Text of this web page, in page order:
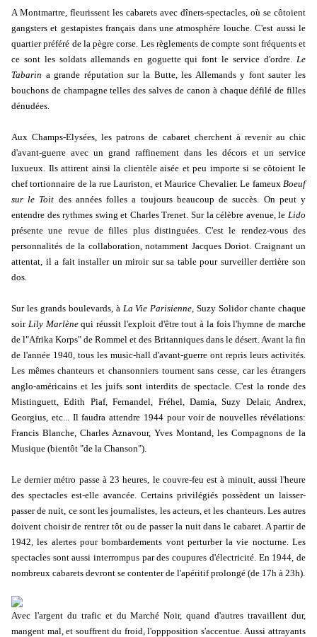
A Montmartre, fleurissent les cabarets avec dîners-spectacles, où se côtoient
gangsters et gestapistes français dans une atmosphère louche. C'est aussi le
quartier préféré de la pègre corse. Les règlements de compte sont fréquents et
ce sont les soldats allemands en goguette qui font le service d'ordre. Le
Tabarin a grande réputation sur la Butte, les Allemands y font sauter les
bouchons de champagne telles des salves de canon à chaque défilé de filles
dénudées.
Aux Champs-Elysées, les patrons de cabaret cherchent à revenir au chic
d'avant-guerre avec un grand raffinement dans les décors et un service
luxueux. Ils attirent ainsi la clientèle aisée et peu importe si se côtoient le
chef tortionnaire de la rue Lauriston, et Maurice Chevalier. Le fameux Boeuf
sur le Toit des années folles a toujours beaucoup de succès. On peut y
entendre des rythmes swing et Charles Trenet. Sur la célèbre avenue, le Lido
présente une revue de filles plus distinguées. C'est le rendez-vous des
personnalités de la collaboration, notamment Jacques Doriot. Craignant un
attentat, il a fait installer un miroir sur sa table pour surveiller derrière son
dos.
Sur les grands boulevards, à La Vie Parisienne, Suzy Solidor chante chaque
soir Lily Marlènequi réussit l'exploit d'être tout à la fois l'hymne de marche
de l"Afrika Korps" de Rommel et des Britanniques dans le désert. Avant la fin
de l'année 1940, tous les music-hall d'avant-guerre ont repris leurs activités.
Les mêmes chanteurs et chansonniers tournent sans cesse, car les étrangers
anglo-américains et les juifs sont interdits de spectacle. C'est la ronde des
Mistinguett, Edith Piaf, Fernandel, Fréhel, Damia, Suzy Delair, Andrex,
Georgius, etc... Il faudra attendre 1944 pour voir de nouvelles révélations:
Francis Blanche, Charles Aznavour, Yves Montand, les Compagnons de la
Musique (bientôt "de la Chanson").
Le dernier métro passe à 23 heures, le couvre-feu est à minuit, aussi l'heure
des spectacles est-elle avancée. Certains privilégiés possèdent un laisser-
passer de nuit, ce sont les journalistes, les acteurs, et les chanteurs. Les autres
doivent choisir de rentrer tôt ou de passer la nuit dans le cabaret. A partir de
1942, les alertes pour bombardements vont perturber la vie nocturne. Les
spectacles sont aussi interrompus par des coupures d'électricité. En 1944, de
nombreux cabarets devront se contenter de l'apéritif prolongé (de 17h à 23h).
Avec l'argent du trafic et du Marché Noir, quand d'autres travaillent dur,
mangent mal, et souffrent du froid, l'oppposition s'accentue. Aussi attrayants